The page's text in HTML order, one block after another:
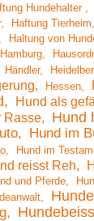
Hundehalter
Haftung Tierheim
Haltung von
Hamburg
Händler
Hessen
Hund als
Rasse
Hund
Hund im
Hund im
reisst Reh
und Pferde